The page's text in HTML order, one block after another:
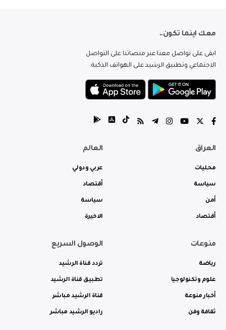
معك اينما تكون..
ابقى على تواصل معنا عبر منصاتنا على التواصل
الاجتماعي وتطبيق الرشيد على الهواتف الذكية.
العراق
محليات
سياسة
أمن
أقتصاد
العالم
عربي ودولي
أقتصاد
سياسة
الاخيرة
منوعات
رياضة
علوم وتكنولوجيا
أخبار منوعة
ثقافة وفن
الوصول السريع
تردد قناة الرشيد
تطبيق قناة الرشيد
قناة الرشيد مباشر
راديو الرشيد مباشر